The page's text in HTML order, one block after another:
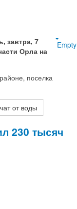
Empty
завтра, 7
Орла на
поселка
от воды
230 тысяч